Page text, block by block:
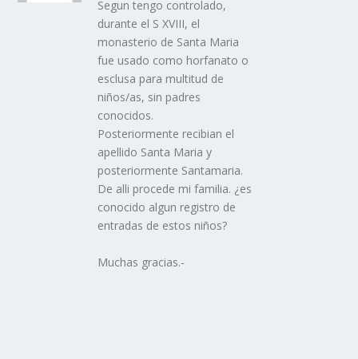
Segun tengo controlado,
durante el S XVIII, el
monasterio de Santa Maria
fue usado como horfanato o
esclusa para multitud de
niños/as, sin padres
conocidos.
Posteriormente recibian el
apellido Santa Maria y
posteriormente Santamaria.
De alli procede mi familia. ¿es
conocido algun registro de
entradas de estos niños?
Muchas gracias.-